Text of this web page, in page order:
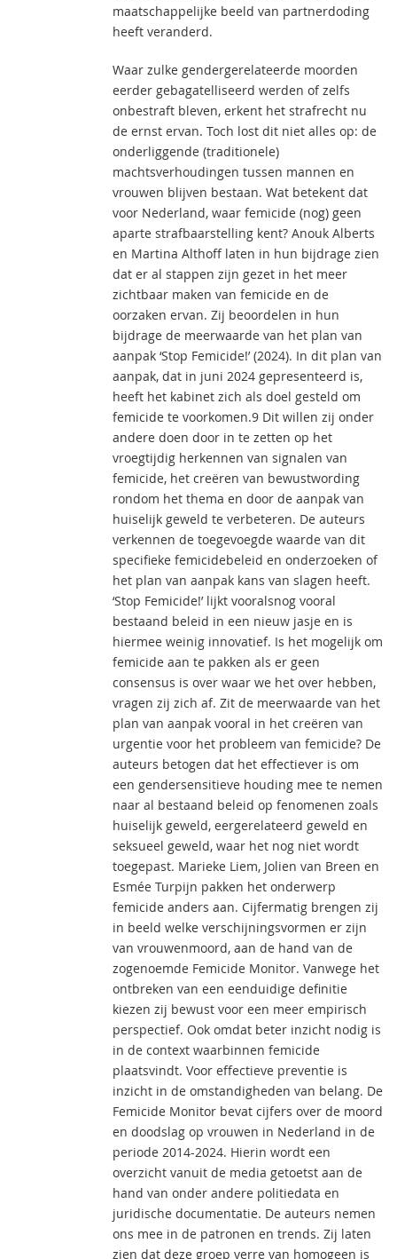
maatschappelijke beeld van partnerdoding
heeft veranderd.
Waar zulke gendergerelateerde moorden
eerder gebagatelliseerd werden of zelfs
onbestraft bleven, erkent het strafrecht nu
de ernst ervan. Toch lost dit niet alles op: de
onderliggende (traditionele)
machtsverhoudingen tussen mannen en
vrouwen blijven bestaan. Wat betekent dat
voor Nederland, waar femicide (nog) geen
aparte strafbaarstelling kent? Anouk Alberts
en Martina Althoff laten in hun bijdrage zien
dat er al stappen zijn gezet in het meer
zichtbaar maken van femicide en de
oorzaken ervan. Zij beoordelen in hun
bijdrage de meerwaarde van het plan van
aanpak ‘Stop Femicide!’ (2024). In dit plan van
aanpak, dat in juni 2024 gepresenteerd is,
heeft het kabinet zich als doel gesteld om
femicide te voorkomen.9 Dit willen zij onder
andere doen door in te zetten op het
vroegtijdig herkennen van signalen van
femicide, het creëren van bewustwording
rondom het thema en door de aanpak van
huiselijk geweld te verbeteren. De auteurs
verkennen de toegevoegde waarde van dit
specifieke femicidebeleid en onderzoeken of
het plan van aanpak kans van slagen heeft.
‘Stop Femicide!’ lijkt vooralsnog vooral
bestaand beleid in een nieuw jasje en is
hiermee weinig innovatief. Is het mogelijk om
femicide aan te pakken als er geen
consensus is over waar we het over hebben,
vragen zij zich af. Zit de meerwaarde van het
plan van aanpak vooral in het creëren van
urgentie voor het probleem van femicide? De
auteurs betogen dat het effectiever is om
een gendersensitieve houding mee te nemen
naar al bestaand beleid op fenomenen zoals
huiselijk geweld, eergerelateerd geweld en
seksueel geweld, waar het nog niet wordt
toegepast. Marieke Liem, Jolien van Breen en
Esmée Turpijn pakken het onderwerp
femicide anders aan. Cijfermatig brengen zij
in beeld welke verschijningsvormen er zijn
van vrouwenmoord, aan de hand van de
zogenoemde Femicide Monitor. Vanwege het
ontbreken van een eenduidige definitie
kiezen zij bewust voor een meer empirisch
perspectief. Ook omdat beter inzicht nodig is
in de context waarbinnen femicide
plaatsvindt. Voor effectieve preventie is
inzicht in de omstandigheden van belang. De
Femicide Monitor bevat cijfers over de moord
en doodslag op vrouwen in Nederland in de
periode 2014-2024. Hierin wordt een
overzicht vanuit de media getoetst aan de
hand van onder andere politiedata en
juridische documentatie. De auteurs nemen
ons mee in de patronen en trends. Zij laten
zien dat deze groep verre van homogeen is